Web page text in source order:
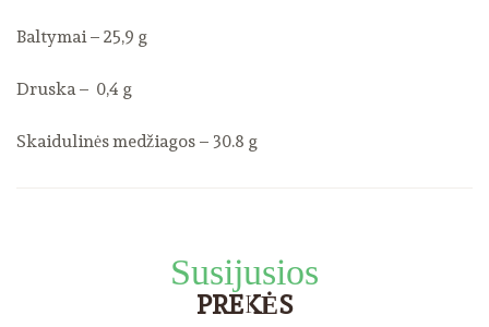
Baltymai – 25,9 g
Druska – 0,4 g
Skaidulinės medžiagos – 30.8 g
Susijusios
PREKĖS